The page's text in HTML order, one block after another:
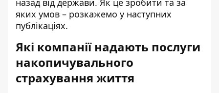
назад від держави. Як це зробити та за
яких умов – розкажемо у наступних
публікаціях.
Які компанії надають послуги
накопичувального
страхування життя